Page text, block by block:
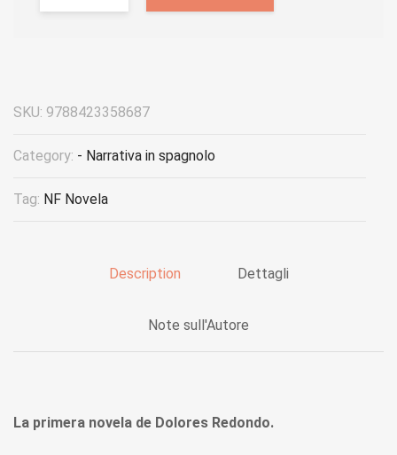
SKU: 9788423358687
Category: - Narrativa in spagnolo
Tag: NF Novela
Description Dettagli
Note sull'Autore
La primera novela de Dolores Redondo.